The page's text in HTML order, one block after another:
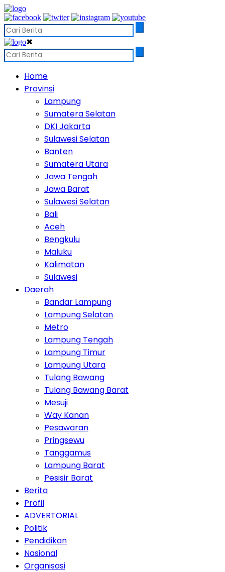
✖
Home
Provinsi
Lampung
Sumatera Selatan
DKI Jakarta
Sulawesi Selatan
Banten
Sumatera Utara
Jawa Tengah
Jawa Barat
Sulawesi Selatan
Bali
Aceh
Bengkulu
Maluku
Kalimatan
Sulawesi
Daerah
Bandar Lampung
Lampung Selatan
Metro
Lampung Tengah
Lampung Timur
Lampung Utara
Tulang Bawang
Tulang Bawang Barat
Mesuji
Way Kanan
Pesawaran
Pringsewu
Tanggamus
Lampung Barat
Pesisir Barat
Berita
Profil
ADVERTORIAL
Politik
Pendidikan
Nasional
Organisasi